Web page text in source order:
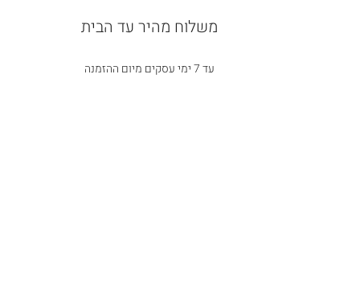
משלוח מהיר עד הבית
עד 7 ימי עסקים מיום ההזמנה